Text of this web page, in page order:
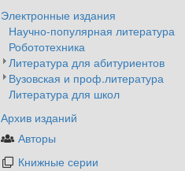
Электронные издания
Научно-популярная литература
Робототехника
Литература для абитуриентов
Вузовская и проф.литература
Литература для школ
Архив изданий
Авторы
Книжные серии